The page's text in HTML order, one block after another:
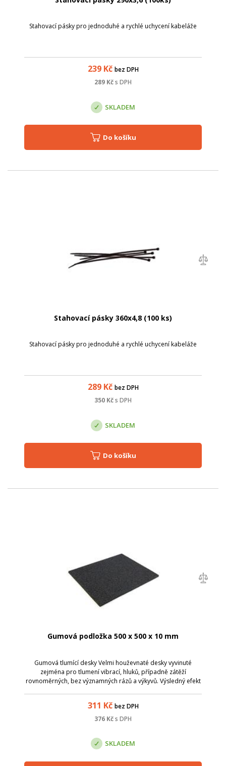
Stahovací pásky pro jednoduhé a rychlé uchycení kabeláže
239Kč bez DPH
289 Kčs DPH
SKLADEM
Do košíku
Stahovací pásky 360x4,8 (100 ks)
Stahovací pásky pro jednoduhé a rychlé uchycení kabeláže
289Kč bez DPH
350 Kčs DPH
SKLADEM
Do košíku
Gumová podložka 500 x 500 x 10 mm
Gumová tlumící desky Velmi houževnaté desky vyvinuté
zejména pro tlumení vibrací, hluků, případně zátěží
rovnoměrných, bez významných rázů a výkyvů. Výsledný efekt
311 Kč bez DPH
376 Kčs DPH
SKLADEM